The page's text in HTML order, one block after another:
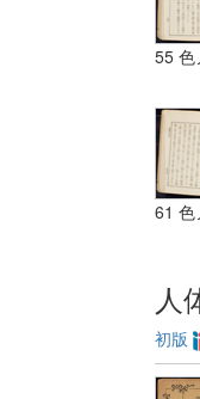
55 色
61 色
人
初版